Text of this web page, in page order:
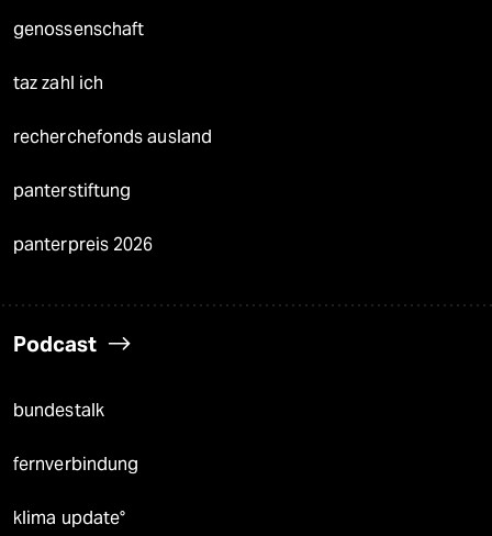
genossenschaft
taz zahl ich
recherchefonds ausland
panterstiftung
panterpreis 2026
Podcast
bundestalk
fernverbindung
klima update°